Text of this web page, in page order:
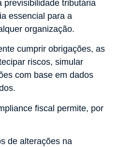
previsibilidade tributária
essencial para a
organização.
cumprir obrigações, as
riscos, simular
com base em dados
fiscal permite, por
de alterações na